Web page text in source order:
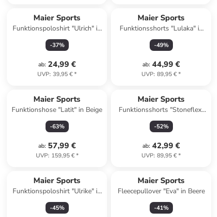
Maier Sports
Funktionspoloshirt "Ulrich" in
Khaki
-37%
ab: 24,99 €
UVP: 39,95 €*
Maier Sports
Funktionsshorts "Lulaka" in
Dunkelblau
-49%
ab: 44,99 €
UVP: 89,95 €*
Maier Sports
Funktionshose "Latit" in Beige
-63%
ab: 57,99 €
UVP: 159,95 €*
Maier Sports
Funktionsshorts "Stoneflex"
in Khaki
-52%
ab: 42,99 €
UVP: 89,95 €*
Maier Sports
Funktionspoloshirt "Ulrike" in
Dunkelblau
-45%
Maier Sports
Fleecepullover "Eva" in Beere
-41%